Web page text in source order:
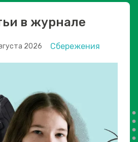
в журнале
2026 Сбережения